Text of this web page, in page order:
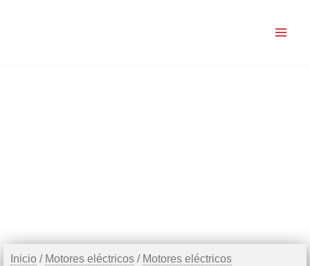
Inicio / Motores eléctricos / Motores eléctricos